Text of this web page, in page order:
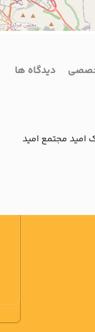
دیدگاه ها
اميد مجتمع اميد